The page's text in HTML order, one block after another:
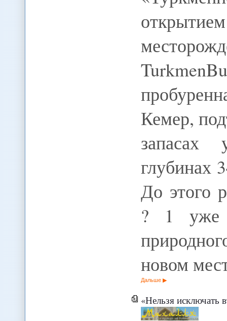
Кемер,
запасах
глубинах
До этого
? 1 уже
новом
Дальше
«Нельзя исключать